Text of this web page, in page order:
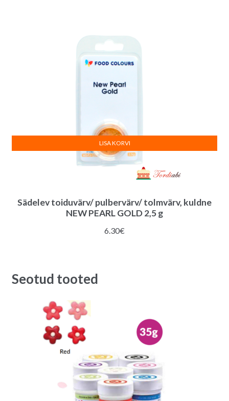
Sädelev toiduvärv/ pulbervärv/ tolmvärv, kuldne
NEW PEARL GOLD 2,5 g
6.30€
LISA KORVI
Seotud tooted